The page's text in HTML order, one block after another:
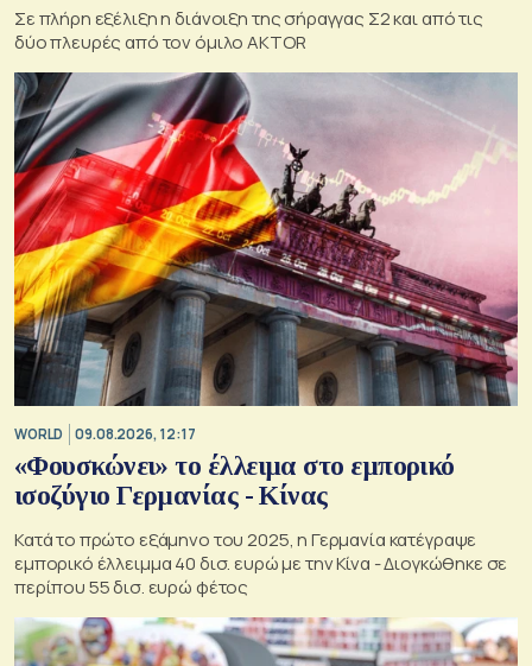
Σε πλήρη εξέλιξη η διάνοιξη της σήραγγας Σ2 και από τις
δύο πλευρές από τον όμιλο AKTOR
WORLD 09.08.2026, 12:17
«Φουσκώνει» το έλλειμα στο εμπορικό
ισοζύγιο Γερμανίας - Κίνας
Κατά το πρώτο εξάμηνο του 2025, η Γερμανία κατέγραψε
εμπορικό έλλειμμα 40 δισ. ευρώ με την Κίνα - Διογκώθηκε σε
περίπου 55 δισ. ευρώ φέτος